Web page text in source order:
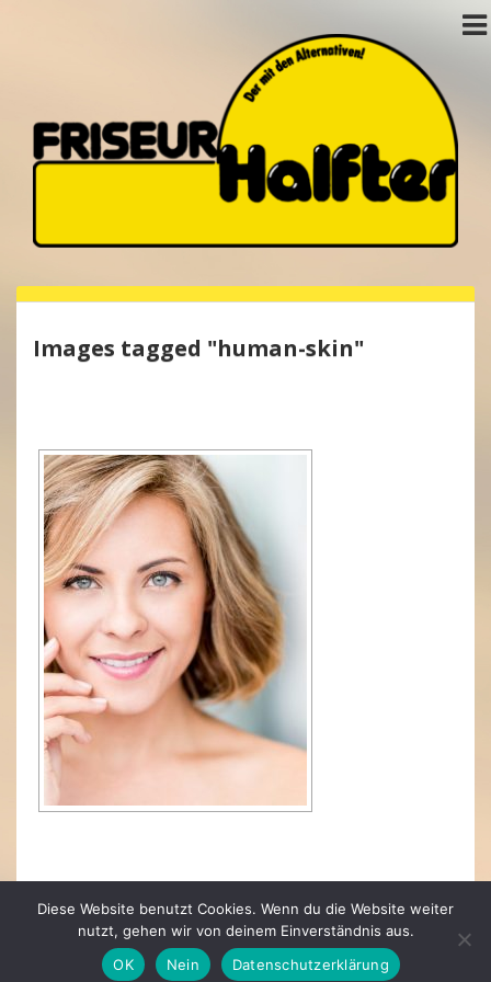
Images tagged "human-skin"
Diese Website benutzt Cookies. Wenn du die Website weiter
nutzt, gehen wir von deinem Einverständnis aus.
OK
Nein Datenschutzerklärung